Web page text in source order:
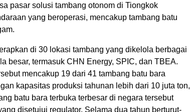
pasar solusi tambang otonom di Tiongkok
yang beroperasi, mencakup tambang batu
di 30 lokasi tambang yang dikelola berbagai
besar, termasuk CHN Energy, SPIC, dan TBEA.
mencakup 19 dari 41 tambang batu bara
kapasitas produksi tahunan lebih dari 10 juta ton,
batu bara terbuka terbesar di negara tersebut
disetujui regulator. Selama dua tahun berturut-